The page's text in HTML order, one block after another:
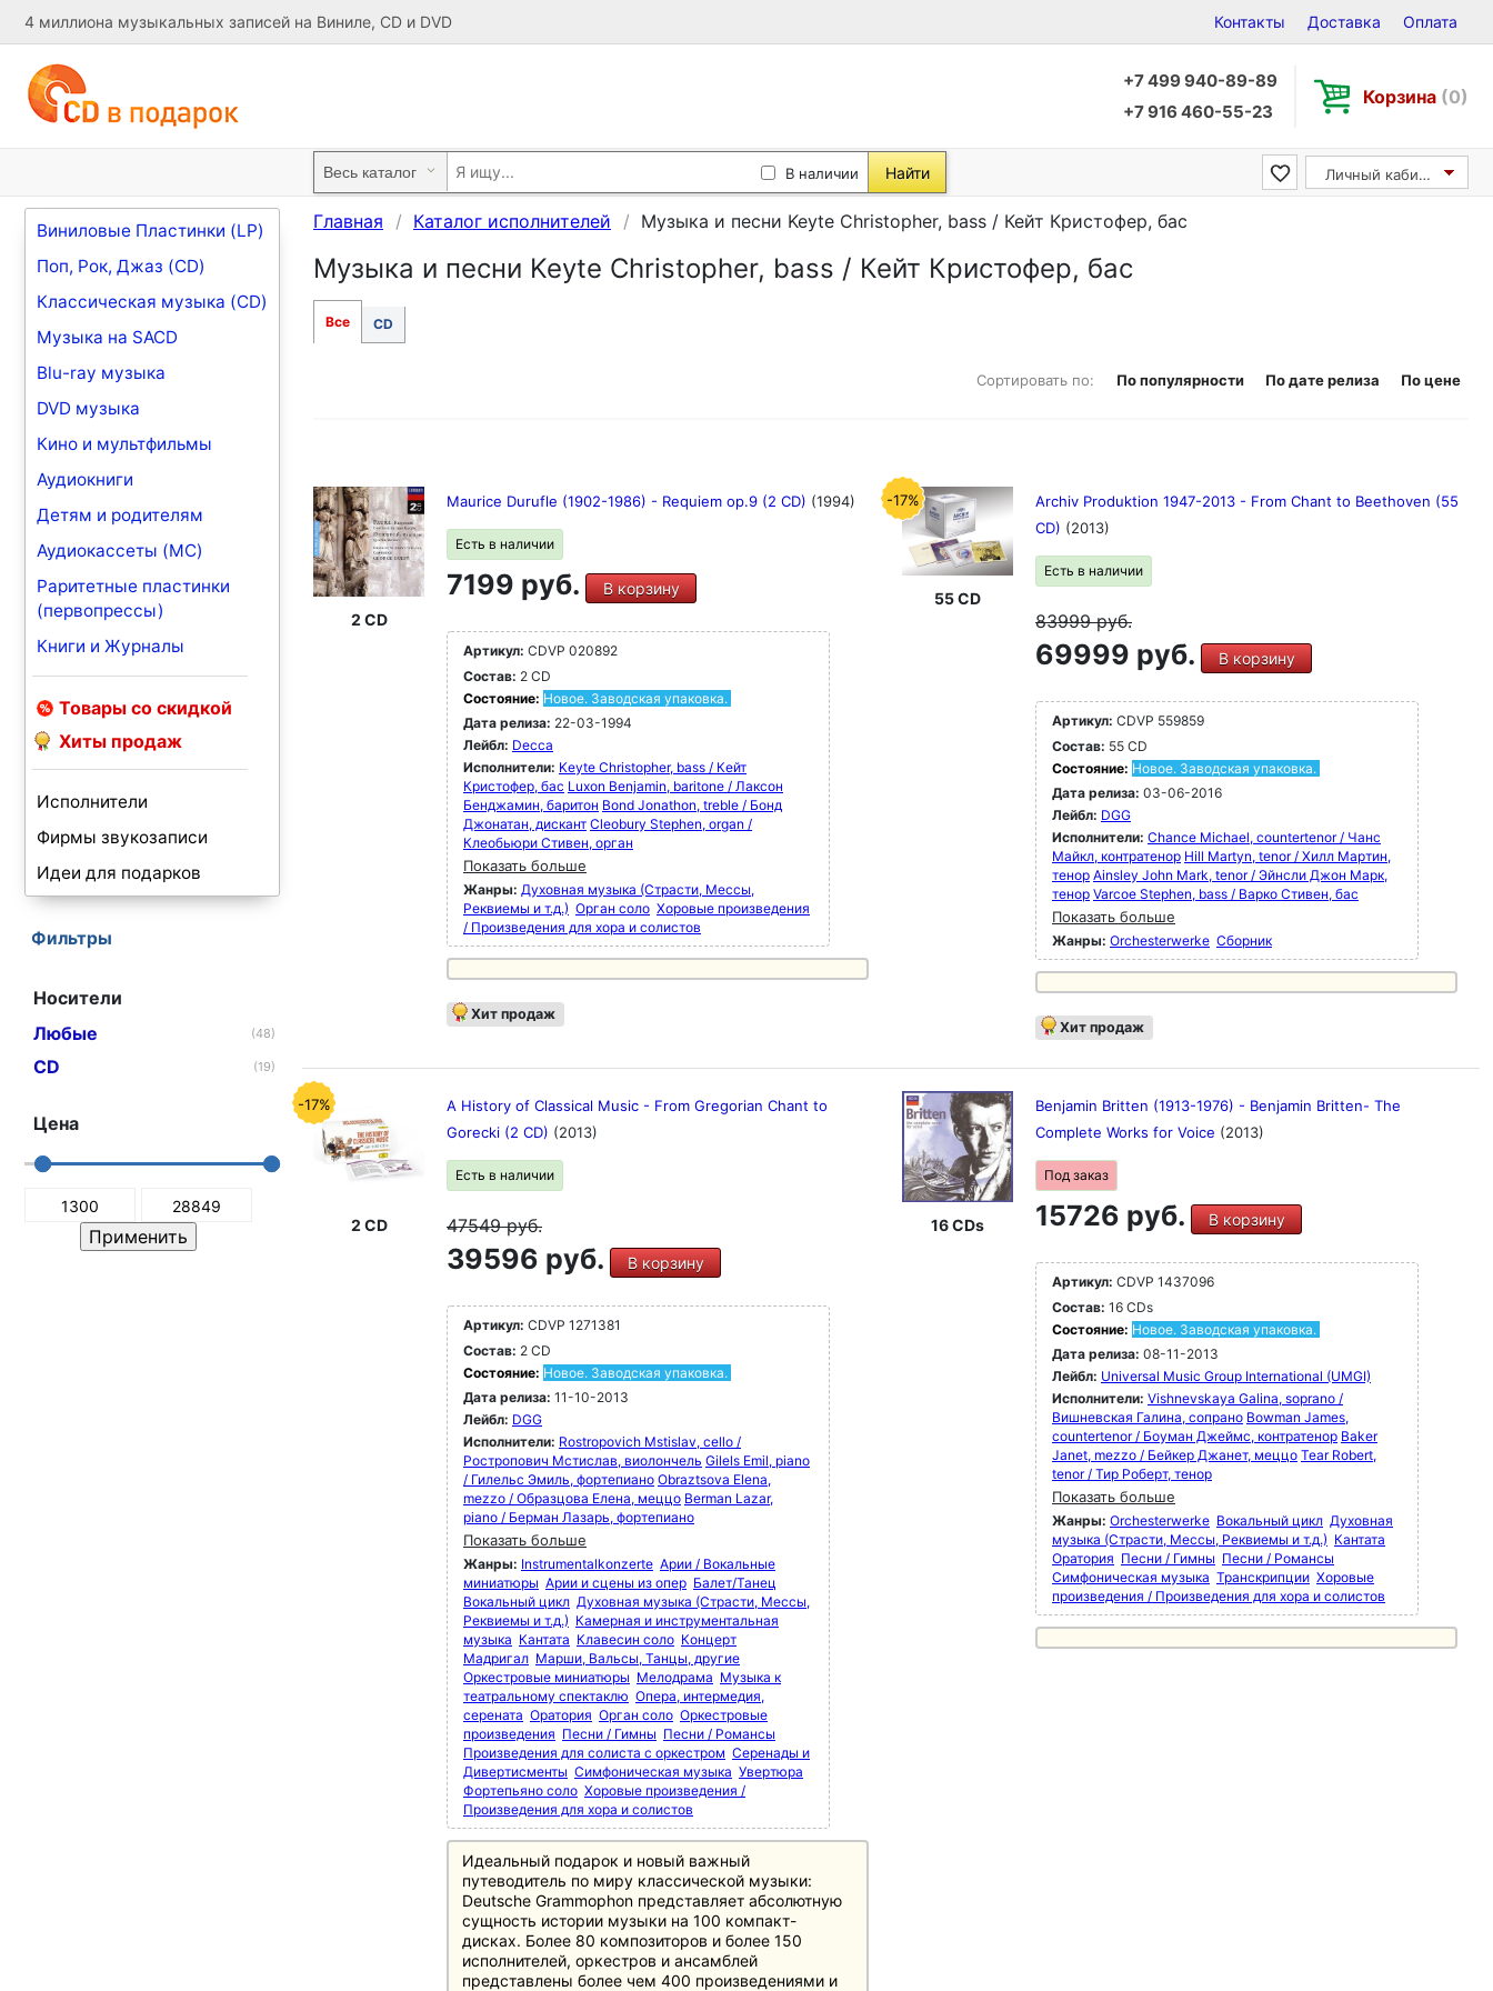
4 миллиона музыкальных записей на Виниле, CD и DVD Контакты Доставка Оплата
+7 499 940-89-89
+7 916 460-55-23
Корзина (0)
В наличии Найти Личный кабинет
Виниловые Пластинки (LP)
Поп, Рок, Джаз (CD)
Классическая музыка (CD)
Музыка на SACD
Blu-ray музыка
DVD музыка
Кино и мультфильмы
Аудиокниги
Детям и родителям
Аудиокассеты (MC)
Раритетные пластинки
(первопрессы)
Книги и Журналы
Товары со скидкой
Хиты продаж
Исполнители
Фирмы звукозаписи
Идеи для подарков
Фильтры
Носители
Любые
(48)
CD (19)
Цена
Главная Каталог исполнителей Музыка и песни Keyte Christopher, bass / Кейт Кристофер, бас
Музыка и песни Keyte Christopher, bass / Кейт Кристофер, бас
Все CD
Сортировать по: По популярности По дате релиза По цене
2 CD
Maurice Durufle (1902-1986) - Requiem op.9 (2 CD) (1994)
Есть в наличии
7199 руб. В корзину
Артикул: CDVP 020892
Состав: 2 CD
Состояние: Новое. Заводская упаковка.
Дата релиза: 22-03-1994
Лейбл: Decca
Исполнители: Keyte Christopher, bass / Кейт
Кристофер, бас Luxon Benjamin, baritone / Лаксон
Бенджамин, баритон Bond Jonathon, treble / Бонд
Джонатан, дискант Cleobury Stephen, organ /
Клеобьюри Стивен, орган
Показать больше
Жанры: Духовная музыка (Страсти, Мессы,
Реквиемы и т.д.) Орган соло Хоровые произведения
/ Произведения для хора и солистов
Хит продаж
-17%
55 CD
Archiv Produktion 1947-2013 - From Chant to Beethoven (55
CD) (2013)
Есть в наличии
83999руб.
69999 руб. В корзину
Артикул: CDVP 559859
Состав: 55 CD
Состояние: Новое. Заводская упаковка.
Дата релиза: 03-06-2016
Лейбл: DGG
Исполнители: Chance Michael, countertenor / Чанс
Майкл, контратенор Hill Martyn, tenor / Хилл Мартин,
тенор Ainsley John Mark, tenor / Эйнсли Джон Марк,
тенор Varcoe Stephen, bass / Варко Стивен, бас
Показать больше
Жанры: Orchesterwerke Сборник
Хит продаж
-17%
2 CD
A History of Classical Music - From Gregorian Chant to
Gorecki (2 CD) (2013)
Есть в наличии
47549руб.
39596 руб. В корзину
Артикул: CDVP 1271381
Состав: 2 CD
Состояние: Новое. Заводская упаковка.
Дата релиза: 11-10-2013
Лейбл: DGG
Исполнители: Rostropovich Mstislav, cello /
Ростропович Мстислав, виолончель Gilels Emil, piano
/ Гилельс Эмиль, фортепиано Obraztsova Elena,
mezzo / Образцова Елена, меццо Berman Lazar,
piano / Берман Лазарь, фортепиано
Показать больше
Жанры: Instrumentalkonzerte Арии / Вокальные
миниатюры Арии и сцены из опер Балет/Танец
Вокальный цикл Духовная музыка (Страсти, Мессы,
Реквиемы и т.д.) Камерная и инструментальная
музыка Кантата Клавесин соло Концерт
Мадригал Марши, Вальсы, Танцы, другие
Оркестровые миниатюры Мелодрама Музыка к
театральному спектаклю Опера, интермедия,
серената Оратория Орган соло Оркестровые
произведения Песни / Гимны Песни / Романсы
Произведения для солиста с оркестром Серенады и
Дивертисменты Симфоническая музыка Увертюра
Фортепьяно соло Хоровые произведения /
Произведения для хора и солистов
Идеальный подарок и новый важный
путеводитель по миру классической музыки:
Deutsche Grammophon представляет абсолютную
сущность истории музыки на 100 компакт-
дисках. Более 80 композиторов и более 150
исполнителей, оркестров и ансамблей
представлены более чем 400 произведениями и
16 CDs
Benjamin Britten (1913-1976) - Benjamin Britten- The
Complete Works for Voice (2013)
Под заказ
15726 руб. В корзину
Артикул: CDVP 1437096
Состав: 16 CDs
Состояние: Новое. Заводская упаковка.
Дата релиза: 08-11-2013
Лейбл: Universal Music Group International (UMGI)
Исполнители: Vishnevskaya Galina, soprano /
Вишневская Галина, сопрано Bowman James,
countertenor / Боуман Джеймс, контратенор Baker
Janet, mezzo / Бейкер Джанет, меццо Tear Robert,
tenor / Тир Роберт, тенор
Показать больше
Жанры: Orchesterwerke Вокальный цикл Духовная
музыка (Страсти, Мессы, Реквиемы и т.д.) Кантата
Оратория Песни / Гимны Песни / Романсы
Симфоническая музыка Транскрипции Хоровые
произведения / Произведения для хора и солистов